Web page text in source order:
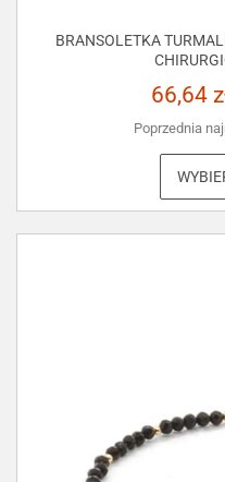
BRANSOLETKA
66,64
Poprzednia